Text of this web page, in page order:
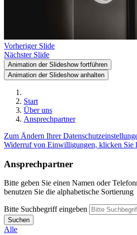
Vorheriger Slide
Nächster Slide
Animation der Slideshow fortführen
Animation der Slideshow anhalten
Start
Über uns
Ansprechpartner
Zum Ändern Ihrer
Widerruf von Einwilligungen, klicken Sie
Ansprechpartner
Bitte geben Sie einen Namen oder
benutzen Sie die alphabetische Sortierung
Bitte Suchbegriff eingeben
Suchen
Alle